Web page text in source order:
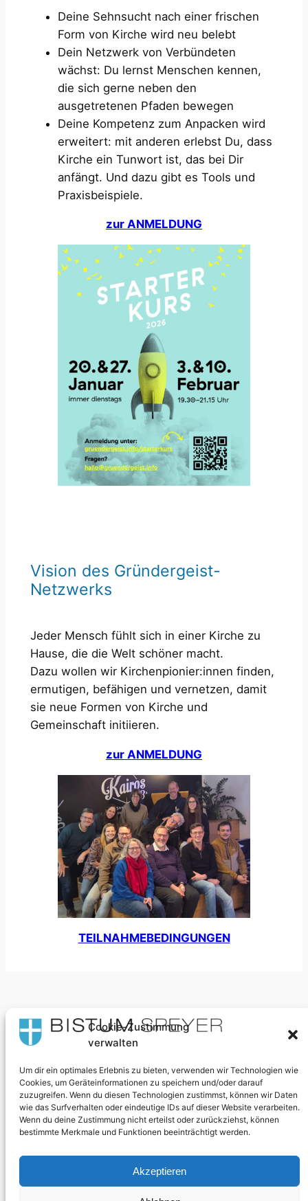
Cookie-Zustimmung
verwalten
Um dir ein optimales Erlebnis zu bieten, verwenden wir Technologien wie
Cookies, um Geräteinformationen zu speichern und/oder darauf
zuzugreifen. Wenn du diesen Technologien zustimmst, können wir Daten
wie das Surfverhalten oder eindeutige IDs auf dieser Website verarbeiten.
Wenn du deine Zustimmung nicht erteilst oder zurückziehst, können
bestimmte Merkmale und Funktionen beeinträchtigt werden.
Akzeptieren
Deine Sehnsucht nach einer frischen
Form von Kirche wird neu belebt
Dein Netzwerk von Verbündeten
wächst: Du lernst Menschen kennen,
die sich gerne neben den
ausgetretenen Pfaden bewegen
Deine Kompetenz zum Anpacken wird
erweitert: mit anderen erlebst Du, dass
Kirche ein Tunwort ist, das bei Dir
anfängt. Und dazu gibt es Tools und
Praxisbeispiele.
zur ANMELDUNG
Vision des Gründergeist-
Netzwerks
Jeder Mensch fühlt sich in einer Kirche zu
Hause, die die Welt schöner macht.
Dazu wollen wir Kirchenpionier:innen finden,
ermutigen, befähigen und vernetzen, damit
sie neue Formen von Kirche und
Gemeinschaft initiieren.
zur ANMELDUNG
TEILNAHMEBEDINGUNGEN
Wir gestalten Segensorte
Über uns
Team
Unsere Mission
Newsletter
Datenschutz
Datenschutzerklärung
Impressum
Kontaktiere uns
Social